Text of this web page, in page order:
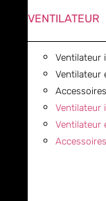
VENTILATEUR
Ventilateur
Ventilateur
Ventilateur
Ventilateur